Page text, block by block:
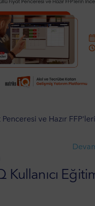
ve Hazır
Kullanıcı